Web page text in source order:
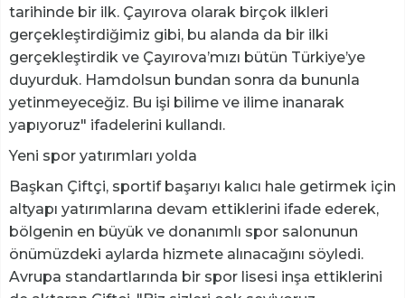
tarihinde bir ilk. Çayırova olarak birçok ilkleri
gerçekleştirdiğimiz gibi, bu alanda da bir ilki
gerçekleştirdik ve Çayırova’mızı bütün Türkiye’ye
duyurduk. Hamdolsun bundan sonra da bununla
yetinmeyeceğiz. Bu işi bilime ve ilime inanarak
yapıyoruz" ifadelerini kullandı.
Yeni spor yatırımları yolda
Başkan Çiftçi, sportif başarıyı kalıcı hale getirmek için
altyapı yatırımlarına devam ettiklerini ifade ederek,
bölgenin en büyük ve donanımlı spor salonunun
önümüzdeki aylarda hizmete alınacağını söyledi.
Avrupa standartlarında bir spor lisesi inşa ettiklerini